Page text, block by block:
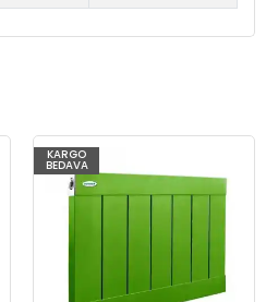
KARGO
BEDAVA